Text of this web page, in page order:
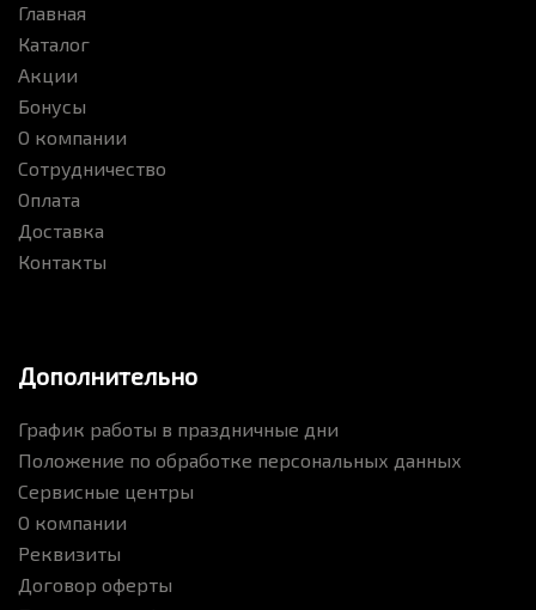
Главная
Каталог
Акции
Бонусы
О компании
Сотрудничество
Оплата
Доставка
Контакты
Дополнительно
График работы в праздничные дни
Положение по обработке персональных данных
Сервисные центры
О компании
Реквизиты
Договор оферты